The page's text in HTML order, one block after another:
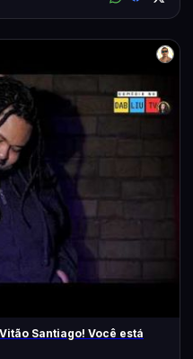
Santiago! Você está